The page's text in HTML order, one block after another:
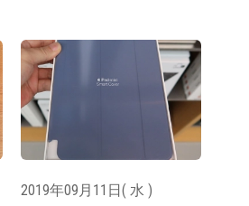
2019年09月11日( 水 )